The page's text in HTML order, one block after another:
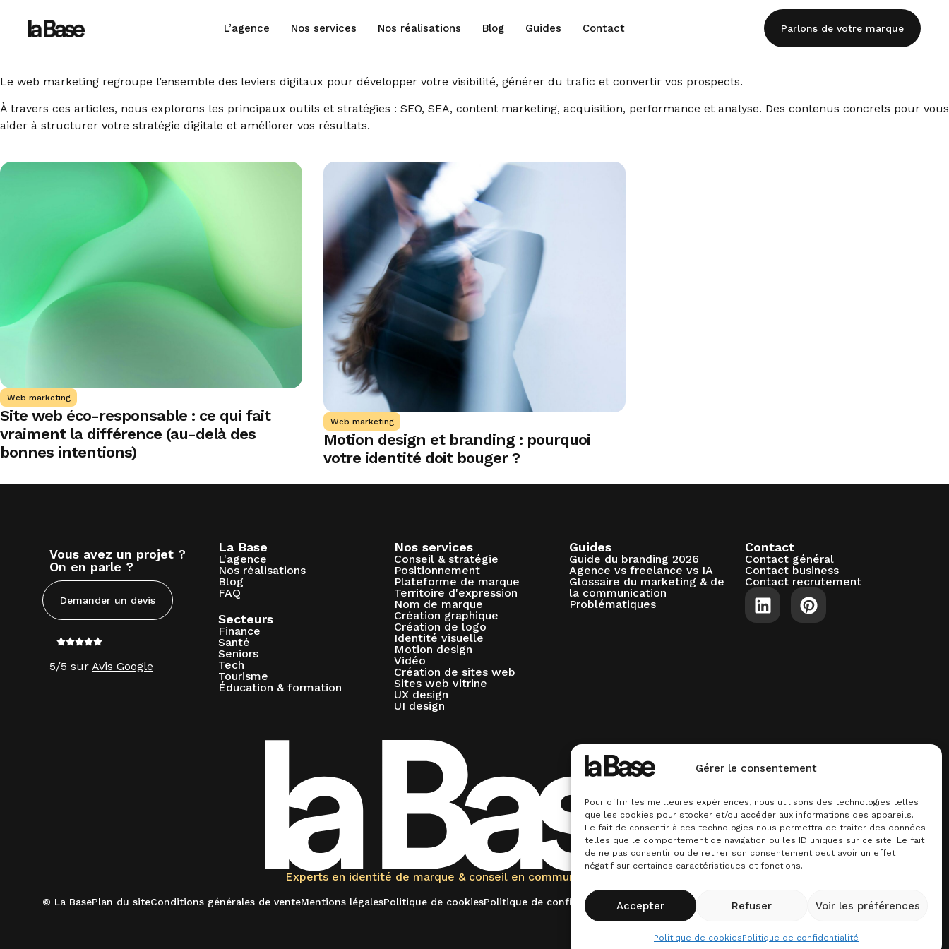
Gérer le consentement
Pour offrir les meilleures expériences, nous utilisons des technologies telles
que les cookies pour stocker et/ou accéder aux informations des appareils.
Le fait de consentir à ces technologies nous permettra de traiter des données
telles que le comportement de navigation ou les ID uniques sur ce site. Le fait
de ne pas consentir ou de retirer son consentement peut avoir un effet
négatif sur certaines caractéristiques et fonctions.
Accepter Refuser Voir les préférences
Politique de cookiesPolitique de confidentialité
L’agence Nos services Nos réalisations Blog Guides Contact Parlons de votre marque
Le web marketing regroupe l’ensemble des leviers digitaux pour développer votre visibilité, générer du trafic et convertir vos prospects.
À travers ces articles, nous explorons les principaux outils et stratégies : SEO, SEA, content marketing, acquisition, performance et analyse. Des contenus concrets pour vous
aider à structurer votre stratégie digitale et améliorer vos résultats.
Web marketing
Site web éco-responsable : ce qui fait
vraiment la différence (au-delà des
bonnes intentions)
Web marketing
Motion design et branding : pourquoi
votre identité doit bouger ?
Vous avez un projet ?
On en parle ?
Demander un devis
5/5 sur Avis Google
La Base
L'agence
Nos réalisations
Blog
FAQ
Secteurs
Finance
Santé
Seniors
Tech
Tourisme
Éducation & formation
Nos services
Conseil & stratégie
Positionnement
Plateforme de marque
Territoire d'expression
Nom de marque
Création graphique
Création de logo
Identité visuelle
Motion design
Vidéo
Création de sites web
Sites web vitrine
UX design
UI design
Guides
Guide du branding 2026
Agence vs freelance vs IA
Glossaire du marketing & de
la communication
Problématiques
Contact
Contact général
Contact business
Contact recrutement
Experts en identité de marque & conseil en communication. La base.
© La BasePlan du siteConditions générales de venteMentions légalesPolitique de cookiesPolitique de confidentialité